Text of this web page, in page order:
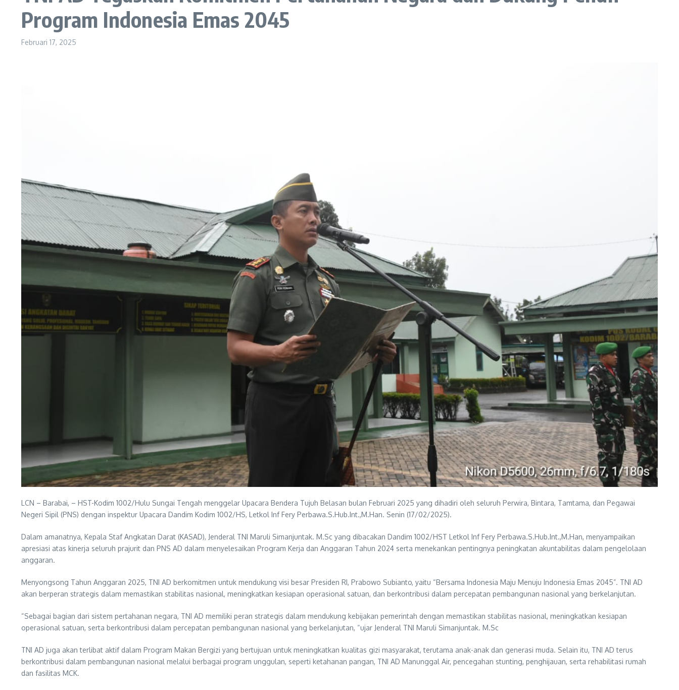
Program Indonesia Emas 2045
Februari 17, 2025
LCN – Barabai, – HST-Kodim 1002/Hulu Sungai Tengah menggelar Upacara Bendera Tujuh Belasan bulan Februari 2025 yang dihadiri oleh seluruh Perwira, Bintara, Tamtama, dan Pegawai
Negeri Sipil (PNS) dengan inspektur Upacara Dandim Kodim 1002/HS, Letkol Inf Fery Perbawa.S.Hub.Int.,M.Han. Senin (17/02/2025).
Dalam amanatnya, Kepala Staf Angkatan Darat (KASAD), Jenderal TNI Maruli Simanjuntak. M.Sc yang dibacakan Dandim 1002/HST Letkol Inf Fery Perbawa.S.Hub.Int.,M.Han, menyampaikan
apresiasi atas kinerja seluruh prajurit dan PNS AD dalam menyelesaikan Program Kerja dan Anggaran Tahun 2024 serta menekankan pentingnya peningkatan akuntabilitas dalam pengelolaan
anggaran.
Menyongsong Tahun Anggaran 2025, TNI AD berkomitmen untuk mendukung visi besar Presiden RI, Prabowo Subianto, yaitu “Bersama Indonesia Maju Menuju Indonesia Emas 2045”. TNI AD
akan berperan strategis dalam memastikan stabilitas nasional, meningkatkan kesiapan operasional satuan, dan berkontribusi dalam percepatan pembangunan nasional yang berkelanjutan.
“Sebagai bagian dari sistem pertahanan negara, TNI AD memiliki peran strategis dalam mendukung kebijakan pemerintah dengan memastikan stabilitas nasional, meningkatkan kesiapan
operasional satuan, serta berkontribusi dalam percepatan pembangunan nasional yang berkelanjutan, “ujar Jenderal TNI Maruli Simanjuntak. M.Sc
TNI AD juga akan terlibat aktif dalam Program Makan Bergizi yang bertujuan untuk meningkatkan kualitas gizi masyarakat, terutama anak-anak dan generasi muda. Selain itu, TNI AD terus
berkontribusi dalam pembangunan nasional melalui berbagai program unggulan, seperti ketahanan pangan, TNI AD Manunggal Air, pencegahan stunting, penghijauan, serta rehabilitasi rumah
dan fasilitas MCK.